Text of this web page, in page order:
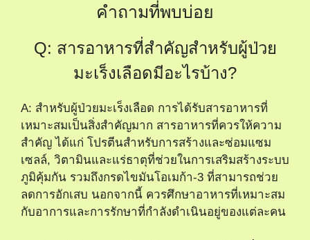
คำถามที่พบบ่อย
Q: สารอาหารที่สำคัญสำหรับผู้ป่วย
มะเร็งเลือดมีอะไรบ้าง?
A: สำหรับผู้ป่วยมะเร็งเลือด การได้รับสารอาหารที่
เหมาะสมเป็นสิ่งสำคัญมาก สารอาหารที่ควรให้ความ
สำคัญ ได้แก่ โปรตีนสำหรับการสร้างและซ่อมแซม
เซลล์, วิตามินและแร่ธาตุที่ช่วยในการเสริมสร้างระบบ
ภูมิคุ้มกัน รวมถึงกรดไขมันโอเมก้า-3 ที่สามารถช่วย
ลดการอักเสบ นอกจากนี้ ควรศึกษาอาหารที่เหมาะสม
กับอาการและการรักษาที่กำลังดำเนินอยู่ของแต่ละคน